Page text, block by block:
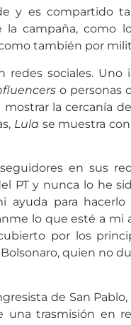
y es compartido
campaña, como
como también por
redes sociales. Uno
o personas
mostrar la cercanía de
Lula se muestra
en sus
PT y nunca lo he
ayuda para hacerlo
lo que esté a mi
por los
quien no
de San Pablo,
una trasmisión en